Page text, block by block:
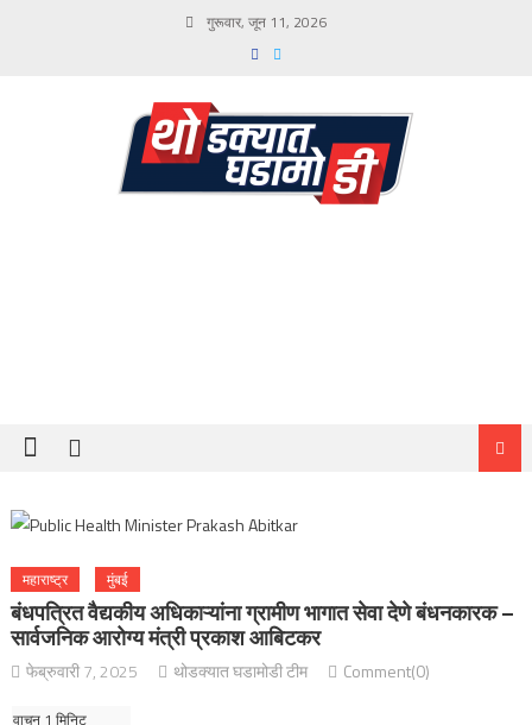
गुरूवार, जून 11, 2026
महाराष्ट्र मुंबई
बंधपत्रित वैद्यकीय अधिकाऱ्यांना ग्रामीण भागात सेवा देणे बंधनकारक –
सार्वजनिक आरोग्य मंत्री प्रकाश आबिटकर
फेब्रुवारी 7, 2025 थोडक्यात घडामोडी टीम Comment(0)